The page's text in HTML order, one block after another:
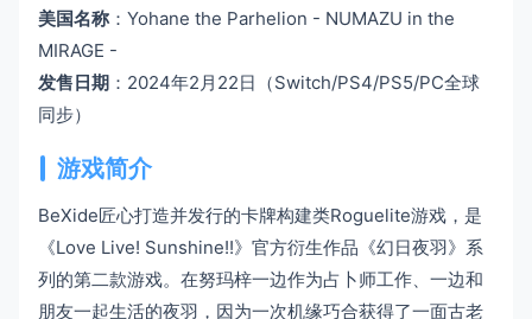
美国名称：Yohane the Parhelion - NUMAZU in the
MIRAGE -
发售日期 ：2024年2月22日（Switch/PS4/PS5/PC全球
同步）
游戏简介
BeXide匠心打造并发行的卡牌构建类Roguelite游戏，是
《Love Live! Sunshine!!》官方衍生作品《幻日夜羽》系
列的第二款游戏。在努玛梓一边作为占卜师工作、一边和
朋友一起生活的夜羽，因为一次机缘巧合获得了一面古老